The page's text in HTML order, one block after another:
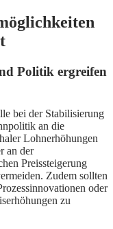
Politik ergreifen
bei der Stabilisierung
an die
Lohnerhöhungen
an der
Preissteigerung
Zudem sollten
oder
zu